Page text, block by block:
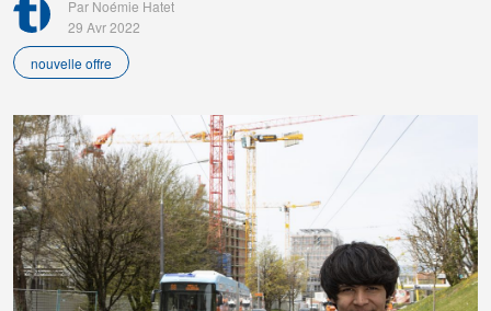
Par Noémie Hatet
29 Avr 2022
nouvelle offre